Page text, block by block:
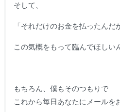
そして、
「それだけのお金を払ったんだ
この気概をもって臨んでほしい
もちろん、僕もそのつもりで
これから毎日あなたにメールを